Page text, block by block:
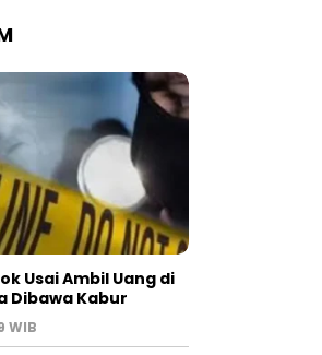
Usai Ambil Uang di
Dibawa Kabur
WIB